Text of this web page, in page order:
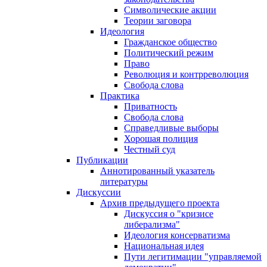
Символические акции
Теории заговора
Идеология
Гражданское общество
Политический режим
Право
Революция и контрреволюция
Свобода слова
Практика
Приватность
Свобода слова
Справедливые выборы
Хорошая полиция
Честный суд
Публикации
Аннотированный указатель
литературы
Дискуссии
Архив предыдущего проекта
Дискуссия о "кризисе
либерализма"
Идеология консерватизма
Национальная идея
Пути легитимации "управляемой